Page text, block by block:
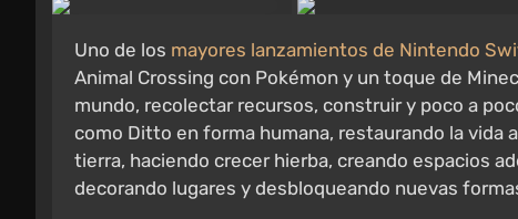
Uno de los mayores lanzamientos de Nintendo
Animal Crossing con Pokémon y un toque de
mundo, recolectar recursos, construir y poco a
como Ditto en forma humana, restaurando la
tierra, haciendo crecer hierba, creando espacios
decorando lugares y desbloqueando nuevas